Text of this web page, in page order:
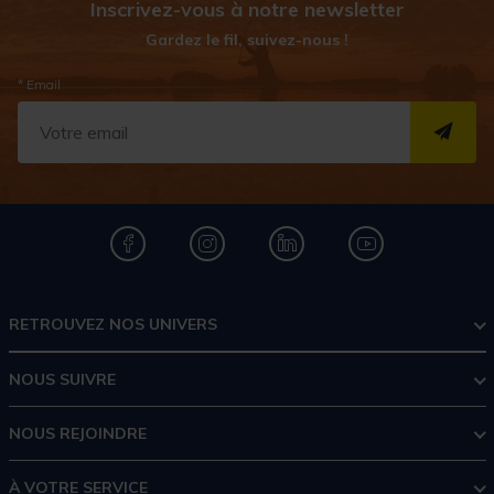
Inscrivez-vous à notre newsletter
Gardez le fil, suivez-nous !
* Email
RETROUVEZ NOS UNIVERS
NOUS SUIVRE
NOUS REJOINDRE
À VOTRE SERVICE